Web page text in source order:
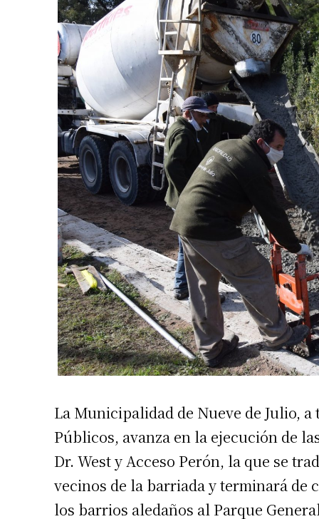
Dirección
La Municipalidad de Nueve de Julio,
Públicos, avanza en la ejecución de
Dr. West y Acceso Perón, la que se
vecinos de la barriada y terminará de
los barrios aledaños al Parque